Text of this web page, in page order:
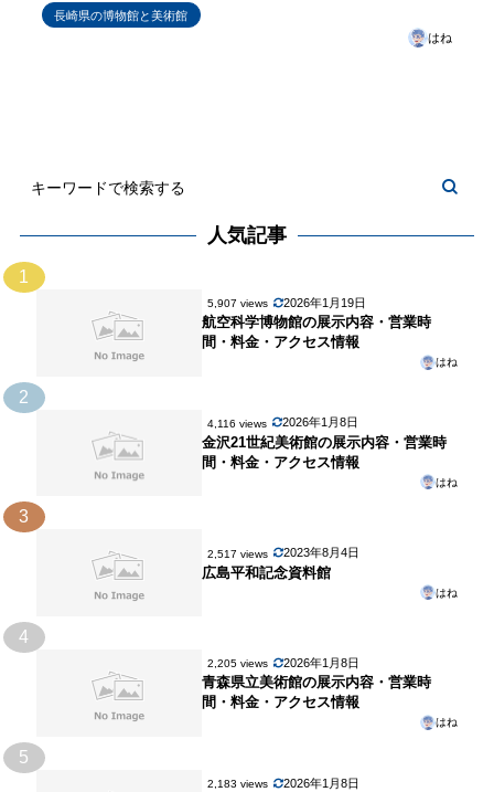
長崎県の博物館と美術館
はね
人気記事
1
5,907 views 2026年1月19日
航空科学博物館の展示内容・営業時
間・料金・アクセス情報
はね
2
4,116 views 2026年1月8日
金沢21世紀美術館の展示内容・営業時
間・料金・アクセス情報
はね
3
2,517 views 2023年8月4日
広島平和記念資料館
はね
4
2,205 views 2026年1月8日
青森県立美術館の展示内容・営業時
間・料金・アクセス情報
はね
5
2,183 views 2026年1月8日